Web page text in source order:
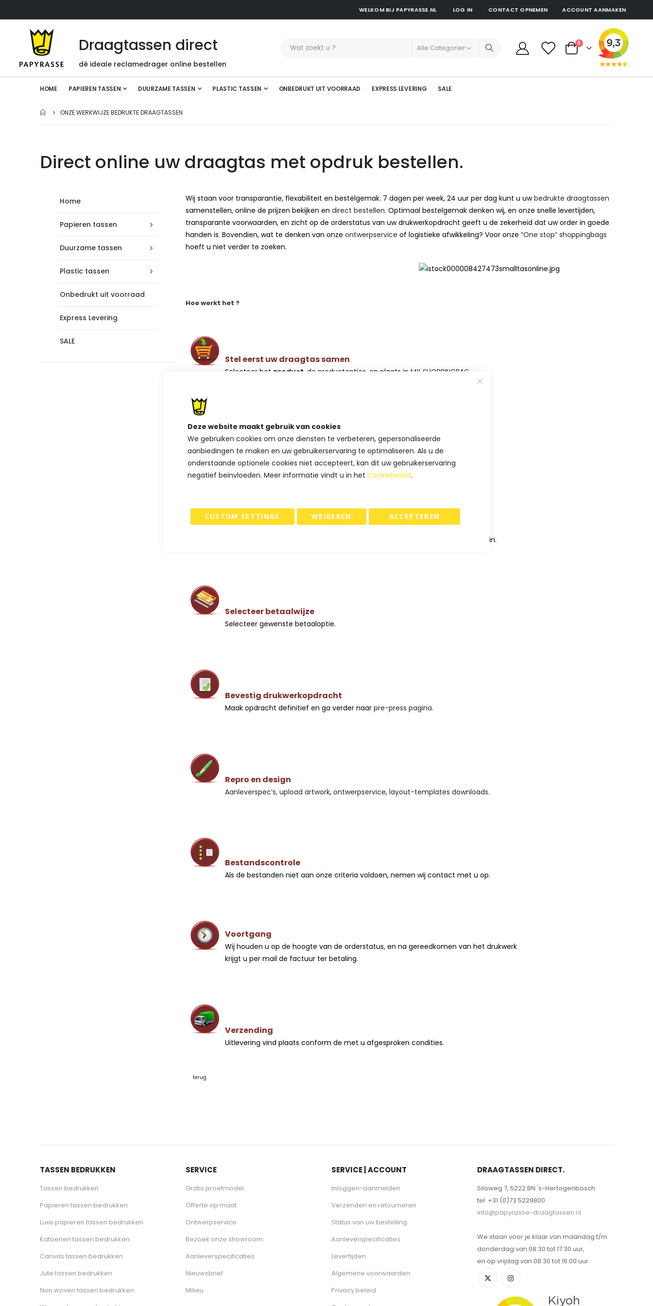
Deze website maakt gebruik van cookies
We gebruiken cookies om onze diensten te verbeteren, gepersonaliseerde
aanbiedingen te maken en uw gebruikerservaring te optimaliseren. Als u de
onderstaande optionele cookies niet accepteert, kan dit uw gebruikerservaring
negatief beïnvloeden. Meer informatie vindt u in het Cookiebeleid.
ACCEPTEREN
CUSTOM SETTINGS WEIGEREN
WELKOM BIJ PAPYRASSE.NL LOG IN CONTACT OPNEMEN ACCOUNT AANMAKEN
Draagtassen direct
dé ideale reclamedrager online bestellen
Cart
0producten
HOME PAPIEREN TASSEN DUURZAME TASSEN PLASTIC TASSEN ONBEDRUKT UIT VOORRAAD EXPRESS LEVERING SALE
ONZE WERKWIJZE BEDRUKTE DRAAGTASSEN
Direct online uw draagtas met opdruk bestellen.
Wij staan voor transparantie, flexabiliteit en bestelgemak. 7 dagen per week, 24 uur per dag kunt u uwbedrukte draagtassen
samenstellen, online de prijzen bekijken en direct bestellen. Optimaal bestelgemak denken wij, en onze snelle levertijden,
transparante voorwaarden, en zicht op de orderstatus van uw drukwerkopdracht geeft u de zekerheid dat uw order in goede
handen is. Bovendien, wat te denken van onze ontwerpservice of logistieke afwikkeling? Voor onze “One stop” shoppingbags
hoeft u niet verder te zoeken.
Hoe werkt het ?
Stel eerst uwdraagtassamen
Selecteer het product , de productopties, en plaats in MY SHOPPINGBAG
Controleren
Controleer en ga verder naar 'one step checkout'.
Log in of maak een account aan
Volg de stappen van de online bestelprocedure en vul uw contact gegevens in.
Selecteer betaalwijze
Selecteer gewenste betaaloptie.
Bevestig drukwerkopdracht
Maak opdracht definitief en ga verder naar pre-press pagina.
Repro en design
Aanleverspec’s, upload artwork, ontwerpservice, layout-templates downloads.
Bestandscontrole
Als de bestanden niet aan onze criteria voldoen, nemen wij contact met u op.
Voortgang
Wij houden u op de hoogte van de orderstatus, en na gereedkomen van het drukwerk
krijgt u per mail de factuur ter betaling.
Verzending
Uitlevering vind plaats conform de met u afgesproken condities.
terug
Home
Papieren tassen
Duurzame tassen
Plastic tassen
Onbedrukt uit voorraad
Express Levering
SALE
TASSEN BEDRUKKEN
Tassen bedrukken
Papieren tassen bedrukken
Luxe papieren tassen bedrukken
Katoenen tassen bedrukken
Canvas tassen bedrukken
Jute tassen bedrukken
Non woven tassen bedrukken
SERVICE
Gratis proefmodel
Offerte op maat
Ontwerpservice
Bezoek onze showroom
Aanleverspecificaties
Nieuwsbrief
Milieu
SERVICE | ACCOUNT
Inloggen-aanmelden
Verzenden en retourneren
Status van uw bestelling
Aanleverspecificaties
Levertijden
Algemene voorwaarden
Privacy beleid
DRAAGTASSEN DIRECT.
Siloweg 7, 5222 BN 's-Hertogenbosch
tel: +31 (0)73 5229800.
info@papyrasse-draagtassen.nl
We staan voor je klaar van maandag t/m
donderdag van 08:30 tot 17:30 uur,
en op vrijdag van 08:30 tot 16:00 uur.